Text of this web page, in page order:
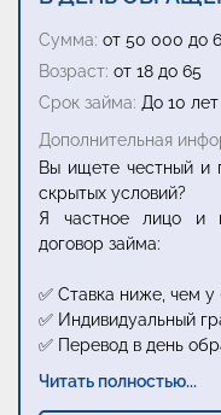
Сумма: от 50 000 до
Возраст: от 18 до 65
Срок займа: До 10 лет
Дополнительная
Вы ищете честный и
скрытых условий?
Я частное лицо и
договор займа:
✅ Ставка ниже, чем
✅ Индивидуальный
✅ Перевод в день
Читать полностью...